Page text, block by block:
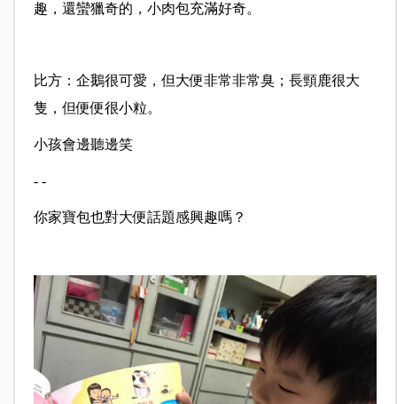
趣，還蠻獵奇的，小肉包充滿好奇。
比方：企鵝很可愛，但大便非常非常臭；長頸鹿很大
隻，但便便很小粒。
小孩會邊聽邊笑
- -
你家寶包也對大便話題感興趣嗎？